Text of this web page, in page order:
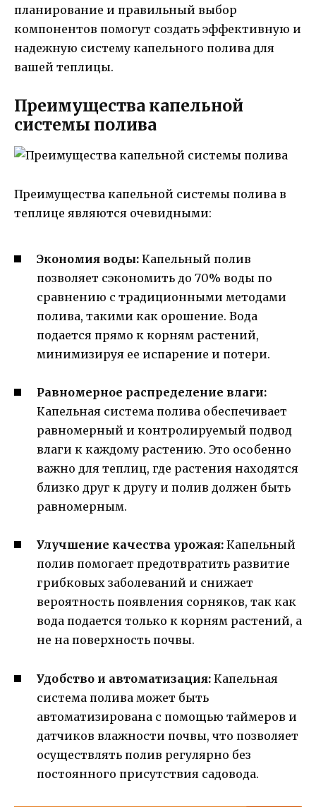
планирование и правильный выбор
компонентов помогут создать эффективную и
надежную систему капельного полива для
вашей теплицы.
Преимущества капельной
системы полива
Преимущества капельной системы полива в
теплице являются очевидными:
Экономия воды: Капельный полив
позволяет сэкономить до 70% воды по
сравнению с традиционными методами
полива, такими как орошение. Вода
подается прямо к корням растений,
минимизируя ее испарение и потери.
Равномерное распределение влаги:
Капельная система полива обеспечивает
равномерный и контролируемый подвод
влаги к каждому растению. Это особенно
важно для теплиц, где растения находятся
близко друг к другу и полив должен быть
равномерным.
Улучшение качества урожая: Капельный
полив помогает предотвратить развитие
грибковых заболеваний и снижает
вероятность появления сорняков, так как
вода подается только к корням растений, а
не на поверхность почвы.
Удобство и автоматизация: Капельная
система полива может быть
автоматизирована с помощью таймеров и
датчиков влажности почвы, что позволяет
осуществлять полив регулярно без
постоянного присутствия садовода.